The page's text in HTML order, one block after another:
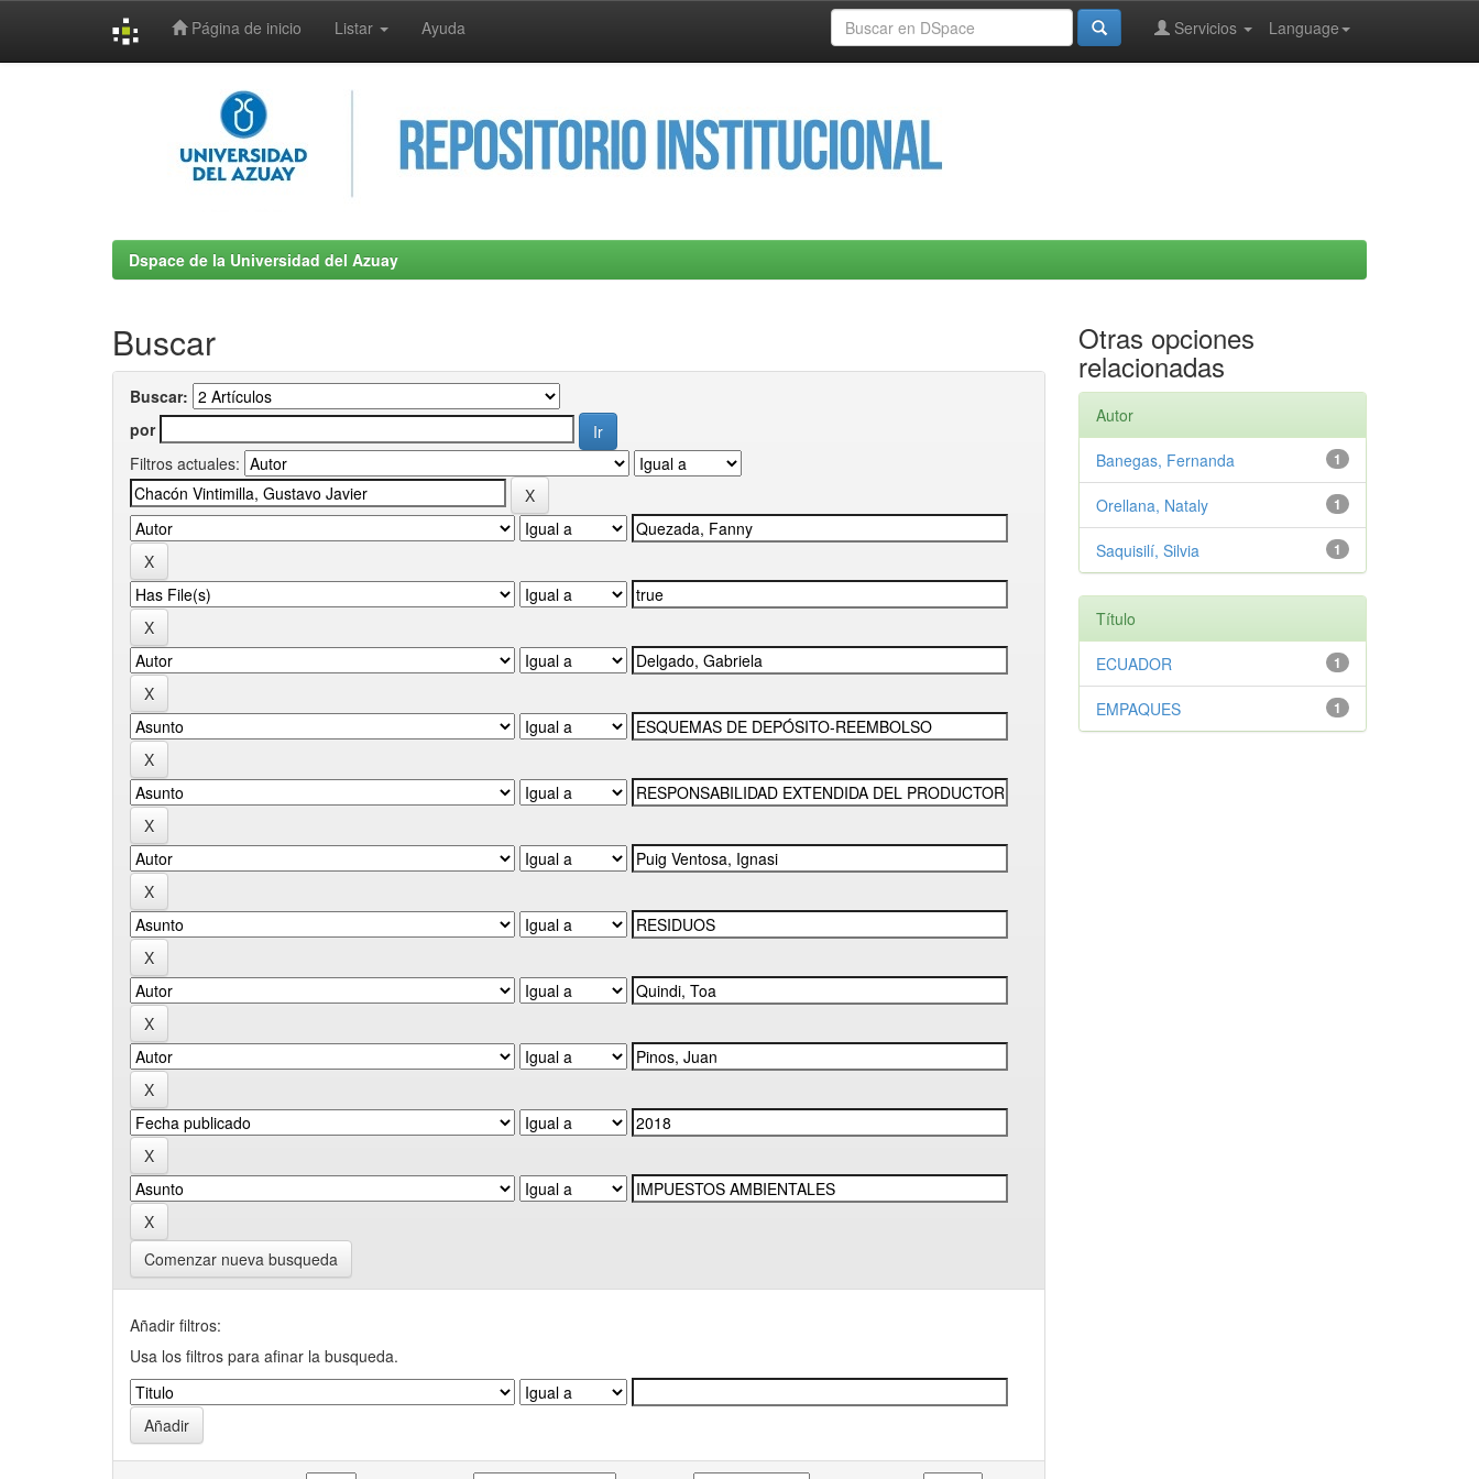
Página de inicio Listar Ayuda Language
Servicios
Dspace de la Universidad del Azuay
Buscar
Buscar:
por
Filtros actuales:
Comenzar nueva busqueda
Añadir filtros:
Usa los filtros para afinar la busqueda.
Otras opciones
relacionadas
Autor
1
Banegas, Fernanda
1
Orellana, Nataly
1
Saquisilí, Silvia
Título
1
ECUADOR
1
EMPAQUES